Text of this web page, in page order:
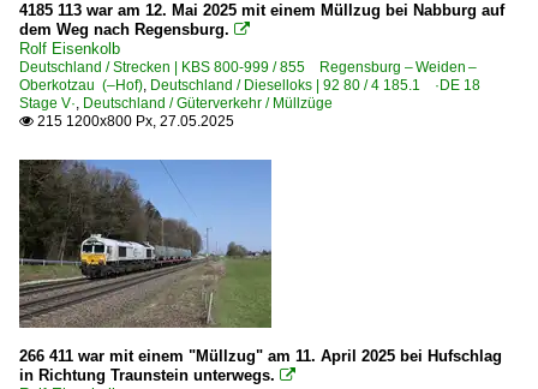
4185 113 war am 12. Mai 2025 mit einem Müllzug bei Nabburg auf
dem Weg nach Regensburg. 
Rolf Eisenkolb
Deutschland / Strecken | KBS 800-999 / 855 Regensburg – Weiden –
Oberkotzau (–Hof), Deutschland / Dieselloks | 92 80 / 4 185.1 ·DE 18
Stage V·, Deutschland / Güterverkehr / Müllzüge
 215 1200x800 Px, 27.05.2025
266 411 war mit einem "Müllzug" am 11. April 2025 bei Hufschlag
in Richtung Traunstein unterwegs. 